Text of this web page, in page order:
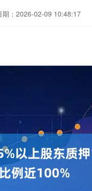
期：2026-02-09 10:48:17